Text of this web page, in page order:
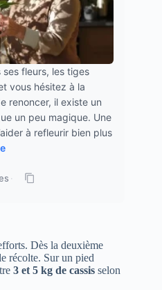
fleurs, les tiges
vous hésitez à la
renoncer, il existe un
un peu magique. Une
à refleurir bien plus
·
Dès la deuxième
récolte. Sur un pied
3 et 5 kg de cassis selon